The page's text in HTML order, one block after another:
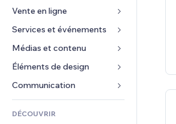
Vente en ligne
Applis pour les boutiques
Expédition et livraison
Boutons Vente
Comptabilité
Services et événements
Hôtels
Événements
Restaurants
Immobilier
Réservations
Médias et contenu
Galerie
Musique
Podcasts
Photographie
Éléments de design
Cartes et navigation
Confidentialité
Horloge
Formulaires
DÉCOUVRIR